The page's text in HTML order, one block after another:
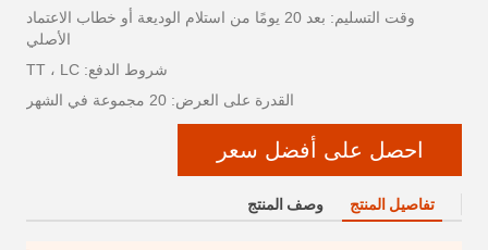
وقت التسليم: بعد 20 يومًا من استلام الوديعة أو خطاب الاعتماد
الأصلي
شروط الدفع: TT ، LC
القدرة على العرض: 20 مجموعة في الشهر
احصل على أفضل سعر
تفاصيل المنتج وصف المنتج